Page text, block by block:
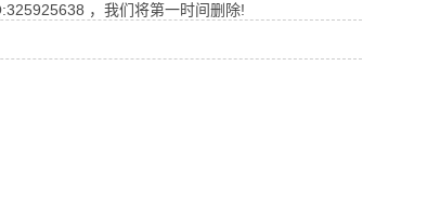
，我们将第一时间删除!